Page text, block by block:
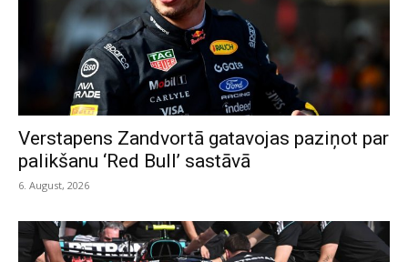
Verstapens Zandvortā gatavojas paziņot par
palikšanu ‘Red Bull’ sastāvā
6. August, 2026